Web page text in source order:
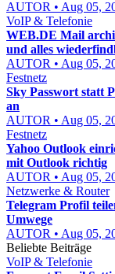
AUTOR • Aug 05,
VoIP & Telefonie
WEB.DE Mail
und alles
AUTOR • Aug 05,
Festnetz
Sky Passwort statt
an
AUTOR • Aug 05,
Festnetz
Yahoo Outlook
mit Outlook richtig
AUTOR • Aug 05,
Netzwerke & Router
Telegram Profil
Umwege
AUTOR • Aug 05,
Beliebte Beiträge
VoIP & Telefonie